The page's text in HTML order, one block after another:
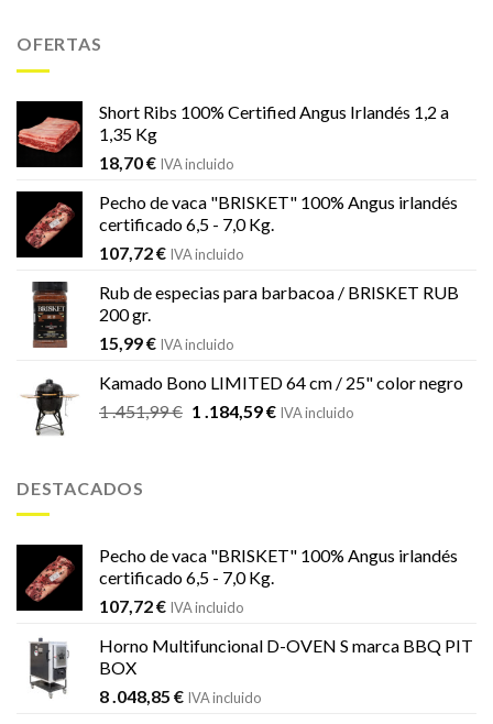
OFERTAS
Short Ribs 100% Certified Angus Irlandés 1,2 a
1,35 Kg
18,70€ IVA incluido
Pecho de vaca "BRISKET" 100% Angus irlandés
certificado 6,5 - 7,0 Kg.
107,72€ IVA incluido
Rub de especias para barbacoa / BRISKET RUB
200 gr.
15,99€ IVA incluido
Kamado Bono LIMITED 64 cm / 25" color negro
1 .451,99€ El
1 .184,59€ElIVA incluido
DESTACADOS
Pecho de vaca "BRISKET" 100% Angus irlandés
certificado 6,5 - 7,0 Kg.
107,72€ IVA incluido
Horno Multifuncional D-OVEN S marca BBQ PIT
BOX
8 .048,85 € IVA incluido